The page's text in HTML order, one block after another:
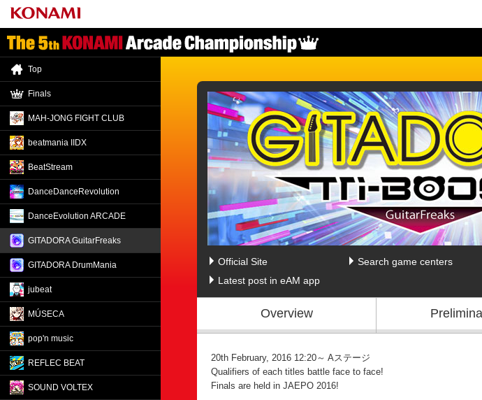
GITADORA Tri-Boost GuitarFreaks 決勝ラウンドリ
Official Site
Search game centers
Latest post in eAM app
Overview
20th February, 2016 12:20～ Aステージ
Qualifiers of each titles battle face to face!
Finals are held in JAEPO 2016!
Top
Finals
MAH-JONG FIGHT CLUB
beatmania IIDX
BeatStream
DanceDance Revolution
DanceEvolution ARCADE
GITADORA GuitarFreaks
GITADORA DrumMania
jubeat
MÚSECA
pop'n music
REFLEC BEAT
SOUND VOLTEX